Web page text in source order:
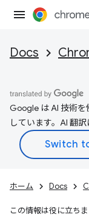
Docs
Google は AI 技術
しています。AI 翻
ホーム Docs
この情報は役に立ち